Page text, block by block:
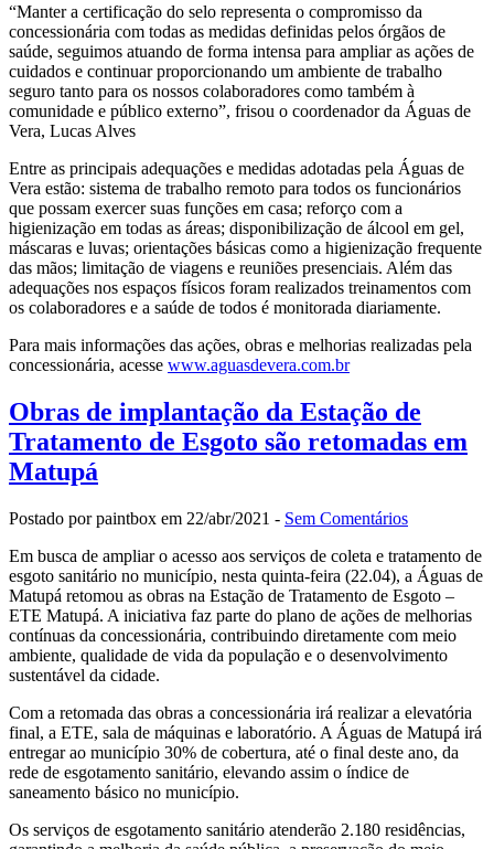
“Manter a certificação do selo representa o compromisso da
concessionária com todas as medidas definidas pelos órgãos de
saúde, seguimos atuando de forma intensa para ampliar as ações de
cuidados e continuar proporcionando um ambiente de trabalho
seguro tanto para os nossos colaboradores como também à
comunidade e público externo”, frisou o coordenador da Águas de
Vera, Lucas Alves
Entre as principais adequações e medidas adotadas pela Águas de
Vera estão: sistema de trabalho remoto para todos os funcionários
que possam exercer suas funções em casa; reforço com a
higienização em todas as áreas; disponibilização de álcool em gel,
máscaras e luvas; orientações básicas como a higienização frequente
das mãos; limitação de viagens e reuniões presenciais. Além das
adequações nos espaços físicos foram realizados treinamentos com
os colaboradores e a saúde de todos é monitorada diariamente.
Para mais informações das ações, obras e melhorias realizadas pela
concessionária, acesse www.aguasdevera.com.br
Obras de implantação da Estação de
Tratamento de Esgoto são retomadas em
Matupá
Postado por paintbox em 22/abr/2021 - Sem Comentários
Em busca de ampliar o acesso aos serviços de coleta e tratamento de
esgoto sanitário no município, nesta quinta-feira (22.04), a Águas de
Matupá retomou as obras na Estação de Tratamento de Esgoto –
ETE Matupá. A iniciativa faz parte do plano de ações de melhorias
contínuas da concessionária, contribuindo diretamente com meio
ambiente, qualidade de vida da população e o desenvolvimento
sustentável da cidade.
Com a retomada das obras a concessionária irá realizar a elevatória
final, a ETE, sala de máquinas e laboratório. A Águas de Matupá irá
entregar ao município 30% de cobertura, até o final deste ano, da
rede de esgotamento sanitário, elevando assim o índice de
saneamento básico no município.
Os serviços de esgotamento sanitário atenderão 2.180 residências,